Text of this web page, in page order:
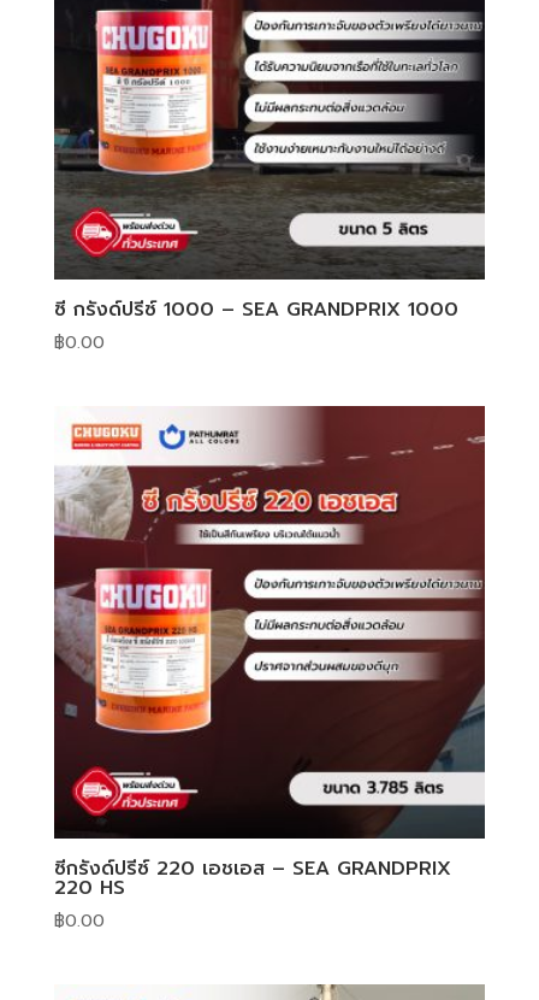
ซี กรังด์ปรีซ์ 1000 – SEA GRANDPRIX 1000
฿0.00
ซีกรังด์ปรีซ์ 220 เอชเอส – SEA GRANDPRIX
220 HS
฿0.00